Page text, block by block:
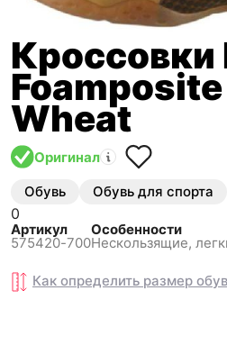
Кроссовки
Wheat
Оригинал
Обувь Обувь для спорта
0
Артикул
575420-700
Особенности
Нескользящиe,
Как определить размер